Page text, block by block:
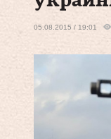
05.08.2015 / 19:01